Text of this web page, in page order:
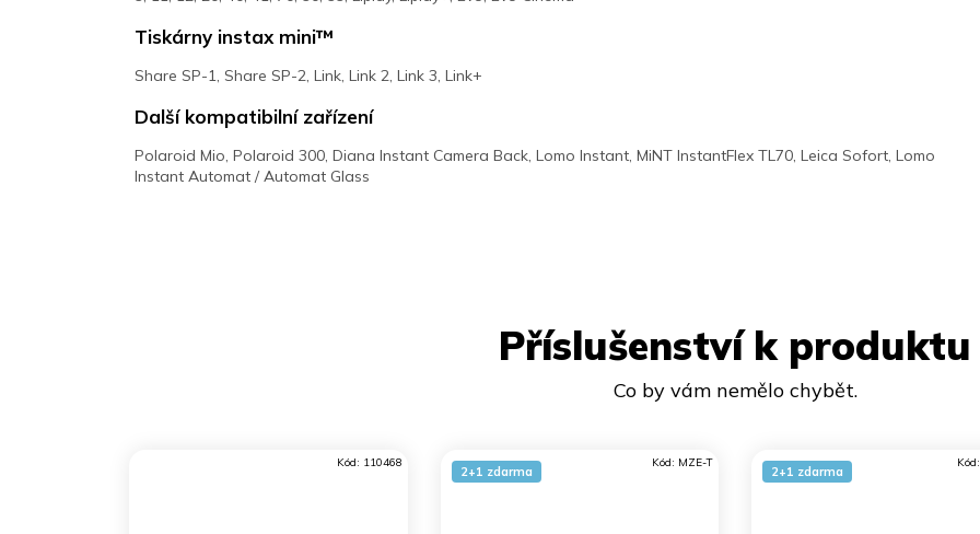
Příslušenství k produktu
Kód: 110468
2+1 zdarma
Kód: MZE-T
2+1 zdarma
Kód:
Tiskárny instax mini™
Share SP-1, Share SP-2, Link, Link 2, Link 3, Link+
Další kompatibilní zařízení
Polaroid Mio, Polaroid 300, Diana Instant Camera Back, Lomo Instant, MiNT InstantFlex TL70, Leica Sofort, Lomo
Instant Automat / Automat Glass